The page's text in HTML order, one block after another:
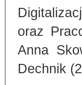
oraz
Anna
Dechnik